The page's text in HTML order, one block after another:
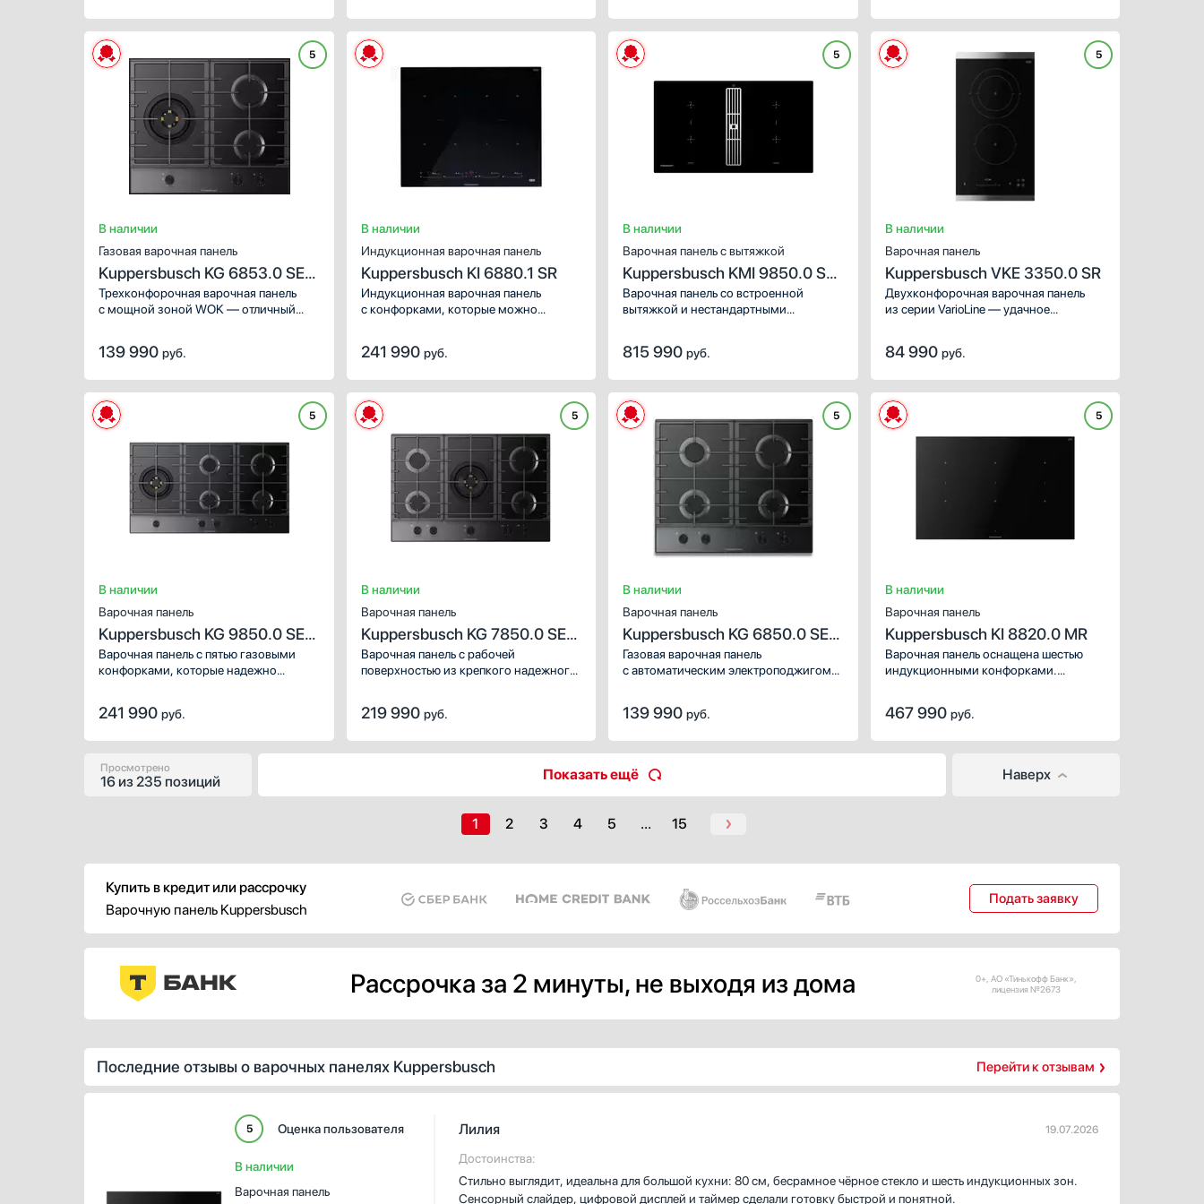
нагрева, которые помогут
разнообразить повседневное меню:
Конфорка Вок (Wok).
интерьеру.
ХАРАКТЕРИСТИКИ
5
В наличии
Газовая варочная панель
Kuppersbusch KG 6853.0 SE-
E5
Трехконфорочная варочная панель
с мощной зоной WOK — отличный
мощности позволяет настраивать
139 990 руб.
В наличии
Индукционная варочная панель
Kuppersbusch KI 6880.1 SR
Индукционная варочная панель
с конфорками, которые можно
Продвинутое сенсорное управление
температуру, включать
автоматические программы
и дополнительные функции.
241 990 руб.
5
В наличии
Варочная панель с вытяжкой
Kuppersbusch KMI 9850.0 SR
Stainless Steel
Варочная панель со встроенной
вытяжкой и нестандартными
столешницей. Широкий выбор
температурные режимы
приготовления.
815 990 руб.
5
В наличии
Варочная панель
Kuppersbusch VKE 3350.0 SR
Двухконфорочная варочная панель
из серии VarioLine — удачное
приготовления. Также такая модель
квартир и тем, кто редко готовит
дома.
84 990 руб.
ХАРАКТЕРИСТИКИ
5
В наличии
Варочная панель
Kuppersbusch KG 9850.0 SE-
E5
Варочная панель с пятью газовыми
конфорками, которые надежно
конфорка слева имеет два ряда
241 990 руб.
5
В наличии
Варочная панель
Kuppersbusch KG 7850.0 SE-
E5
Варочная панель с рабочей
поверхностью из крепкого надежного
пламени, отлично подходит для
и подобной посуде.
219 990 руб.
5
В наличии
Варочная панель
Kuppersbusch KG 6850.0 SE-
E5
Газовая варочная панель
с автоматическим электроподжигом
нагрев, являются надежными
139 990 руб.
5
В наличии
Варочная панель
Kuppersbusch KI 8820.0 MR
Варочная панель оснащена шестью
индукционными конфорками.
нескольких зон нагрева в одну
все свои кулинарные идеи.
467 990 руб.
Просмотрено
16 из235 позиций Показать ещё Наверх
1 2 3 4 5 ... 15
Купить в кредит или рассрочку
Варочную панель Kuppersbusch
Подать заявку
Рассрочка за 2 минуты, не выходя из дома
0+, АО «Тинькофф Банк»,
лицензия №2673
Последние отзывы о варочных панелях Kuppersbusch Перейти к отзывам
5 Оценка пользователя
В наличии
Варочная панель
Лилия 19.07.2026
Достоинства:
Стильно выглядит, идеальна для большой кухни: 80 см, бесрамное чёрное стекло и шесть индукционных зон.
Сенсорный слайдер, цифровой дисплей и таймер сделали готовку быстрой и понятной.